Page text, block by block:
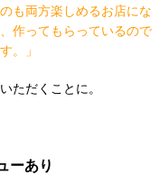
も両方楽しめるお店にな
作ってもらっているので
。」
ただくことに。
ーあり